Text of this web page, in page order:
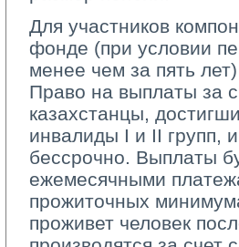
Для участников
фонде (при условии
менее чем за пять
Право на выплаты за
казахстанцы,
инвалиды I и II групп,
бессрочно. Выплаты
ежемесячными
прожиточных
проживет человек